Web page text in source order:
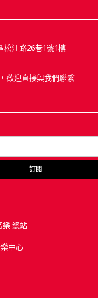
松江路26巷1號1樓
歡迎直接與我們聯繫
訂閱
樂 總站
中心